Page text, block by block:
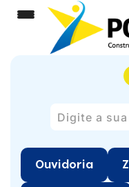
Ouvidoria